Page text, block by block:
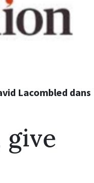
Lacombled dans
give